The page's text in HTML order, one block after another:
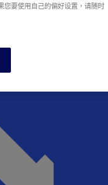
您要使用自己的偏好设置，请随时